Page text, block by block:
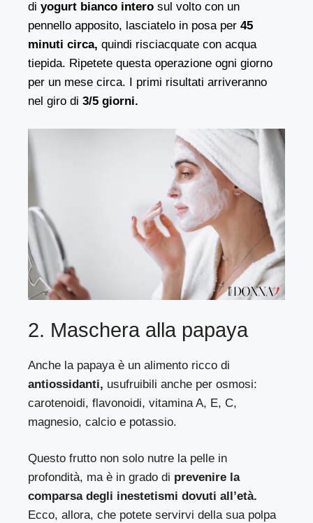
diyogurt bianco intero sul volto con un
pennello apposito, lasciatelo in posa per45
minuti circa, quindi risciacquate con acqua
tiepida. Ripetete questa operazione ogni giorno
per un mese circa. I primi risultati arriveranno
nel giro di3/5 giorni.
2. Maschera alla papaya
Anche la papaya è un alimento ricco di
antiossidanti, usufruibili anche per osmosi:
carotenoidi, flavonoidi, vitamina A, E, C,
magnesio, calcio e potassio.
Questo frutto non solo nutre la pelle in
profondità, ma è in grado di prevenire la
comparsa degli inestetismi dovuti all’età.
Ecco, allora, che potete servirvi della sua polpa